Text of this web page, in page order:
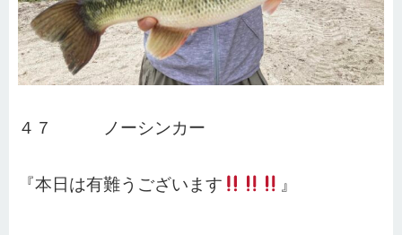
４７ ノーシンカー
『本日は有難うございます 』